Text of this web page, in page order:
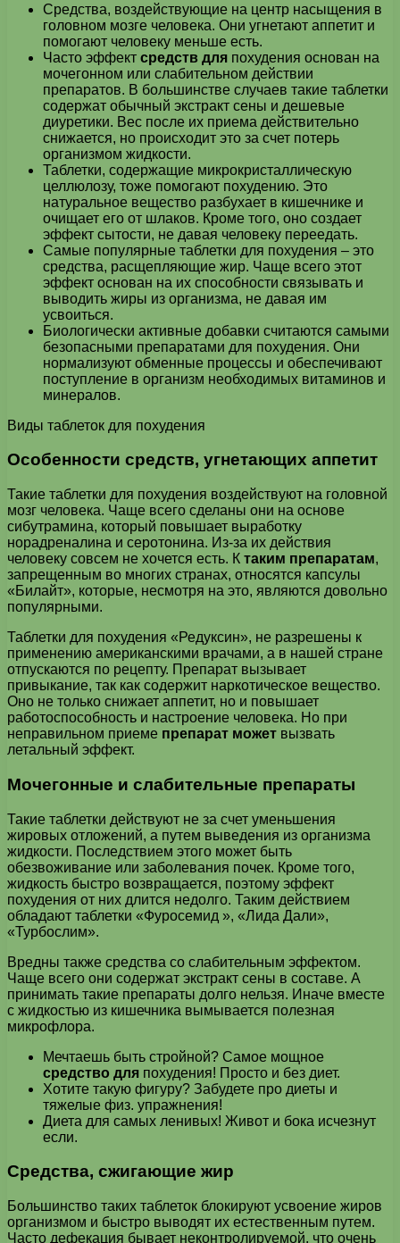
Средства, воздействующие на центр насыщения в
головном мозге человека. Они угнетают аппетит и
помогают человеку меньше есть.
Часто эффект средств для похудения основан на
мочегонном или слабительном действии
препаратов. В большинстве случаев такие таблетки
содержат обычный экстракт сены и дешевые
диуретики. Вес после их приема действительно
снижается, но происходит это за счет потерь
организмом жидкости.
Таблетки, содержащие микрокристаллическую
целлюлозу, тоже помогают похудению. Это
натуральное вещество разбухает в кишечнике и
очищает его от шлаков. Кроме того, оно создает
эффект сытости, не давая человеку переедать.
Самые популярные таблетки для похудения – это
средства, расщепляющие жир. Чаще всего этот
эффект основан на их способности связывать и
выводить жиры из организма, не давая им
усвоиться.
Биологически активные добавки считаются самыми
безопасными препаратами для похудения. Они
нормализуют обменные процессы и обеспечивают
поступление в организм необходимых витаминов и
минералов.
Виды таблеток для похудения
Особенности средств, угнетающих аппетит
Такие таблетки для похудения воздействуют на головной
мозг человека. Чаще всего сделаны они на основе
сибутрамина, который повышает выработку
норадреналина и серотонина. Из-за их действия
человеку совсем не хочется есть. К таким препаратам,
запрещенным во многих странах, относятся капсулы
«Билайт», которые, несмотря на это, являются довольно
популярными.
Таблетки для похудения «Редуксин», не разрешены к
применению американскими врачами, а в нашей стране
отпускаются по рецепту. Препарат вызывает
привыкание, так как содержит наркотическое вещество.
Оно не только снижает аппетит, но и повышает
работоспособность и настроение человека. Но при
неправильном приеме препарат может вызвать
летальный эффект.
Мочегонные и слабительные препараты
Такие таблетки действуют не за счет уменьшения
жировых отложений, а путем выведения из организма
жидкости. Последствием этого может быть
обезвоживание или заболевания почек. Кроме того,
жидкость быстро возвращается, поэтому эффект
похудения от них длится недолго. Таким действием
обладают таблетки «Фуросемид », «Лида Дали»,
«Турбослим».
Вредны также средства со слабительным эффектом.
Чаще всего они содержат экстракт сены в составе. А
принимать такие препараты долго нельзя. Иначе вместе
с жидкостью из кишечника вымывается полезная
микрофлора.
Мечтаешь быть стройной? Самое мощное
средство для похудения! Просто и без диет.
Хотите такую фигуру? Забудете про диеты и
тяжелые физ. упражнения!
Диета для самых ленивых! Живот и бока исчезнут
если.
Средства, сжигающие жир
Большинство таких таблеток блокируют усвоение жиров
организмом и быстро выводят их естественным путем.
Часто дефекация бывает неконтролируемой, что очень